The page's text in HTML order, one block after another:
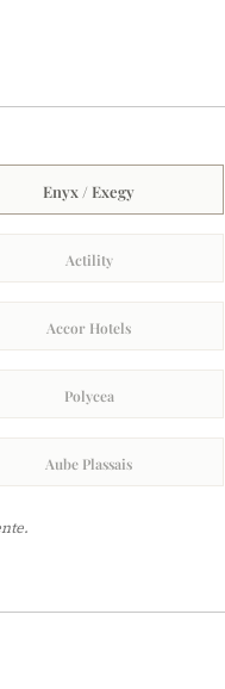
Enyx / Exegy
Actility
Accor Hotels
Polycea
Aube Plassais